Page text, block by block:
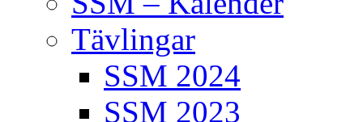
Tävlingar
SSM 2024
SSM 2023